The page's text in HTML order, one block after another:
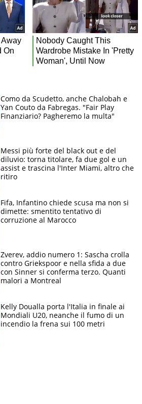
Como da Scudetto, anche Chalobah e
Yan Couto da Fabregas. "Fair Play
Finanziario? Pagheremo la multa"
Messi più forte del black out e del
diluvio: torna titolare, fa due gol e un
assist e trascina l'Inter Miami, altro che
ritiro
Fifa, Infantino chiede scusa ma non si
dimette: smentito tentativo di
corruzione al Marocco
Zverev, addio numero 1: Sascha crolla
contro Griekspoor e nella sfida a due
con Sinner si conferma terzo. Quanti
malori a Montreal
Kelly Doualla porta l'Italia in finale ai
Mondiali U20, neanche il fumo di un
incendio la frena sui 100 metri